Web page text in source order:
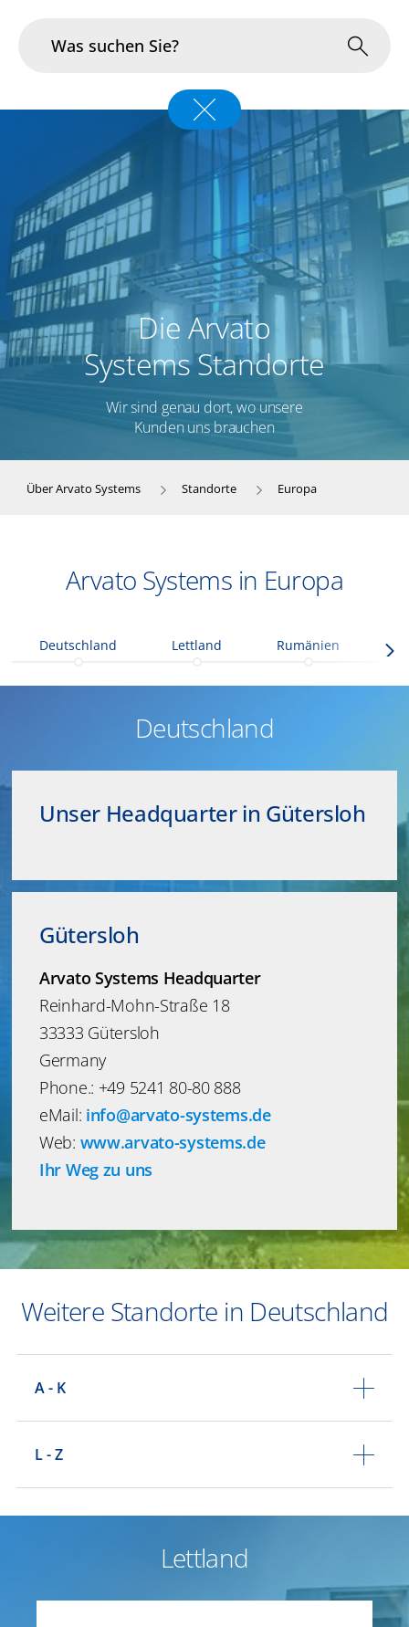
Portfolio
Infrastruktur & Betrieb
Über uns
Karriere
Die Arvato
Systems Standorte
Wir sind genau dort, wo unsere
Kunden uns brauchen
Über Arvato Systems Standorte Europa
Arvato Systems in Europa
Deutschland Lettland Rumänien
Deutschland
Unser Headquarter in Gütersloh
Gütersloh
Arvato Systems Headquarter
Reinhard-Mohn-Straße 18
33333 Gütersloh
Germany
Phone.: +49 5241 80-80 888
eMail: info@arvato-systems.de
Web: www.arvato-systems.de
Ihr Weg zu uns
Weitere Standorte in Deutschland
A - K
L - Z
Lettland